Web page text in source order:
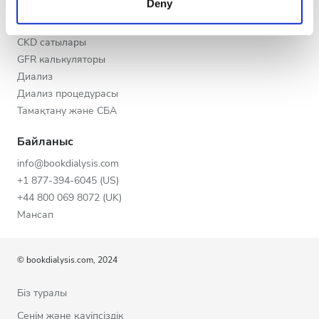
of their services. Read more about cookies in our
Privacy policy.
Deny
Түн
Рейтинг
Жақсы
Өте жақсы
Тамаша
CKD себептері
CKD сатылары
GFR калькуляторы
Диализ
Диализ процедурасы
Тамақтану және СБА
Байланыс
info@bookdialysis.com
+1 877-394-6045 (US)
+44 800 069 8072 (UK)
Мансап
© bookdialysis.com, 2024
Біз туралы
Сенім және қауіпсіздік